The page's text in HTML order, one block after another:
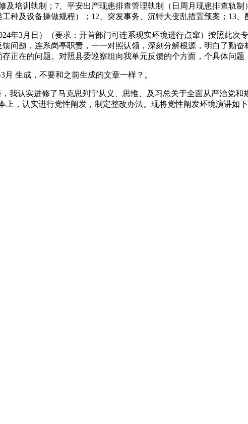
及培训轨制；7、平安出产现患排查管理轨制（日周月现患排查轨
种及设备操做规程）；12、突发事务、沉特大变乱措置预案；13、
3月日）（要求：开首部门可连系现实环境进行点窜）按照此次
问题，连系岗亭职责，一一对照认领，深刻分解根源，明白了勤
正在的问题。对照县委巡察组向我单元反馈的个方面，个具体问题
生成，不要和之前生成的文章一样？。
认实进修了马克思列宁从义、思惟、及习总关于全面从严治党和
上，认实进行党性阐发，制定整改办法。现将党性阐发环境演讲如